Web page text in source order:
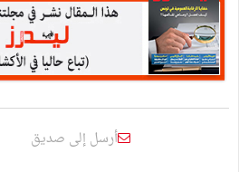
أرسل إلى صديق